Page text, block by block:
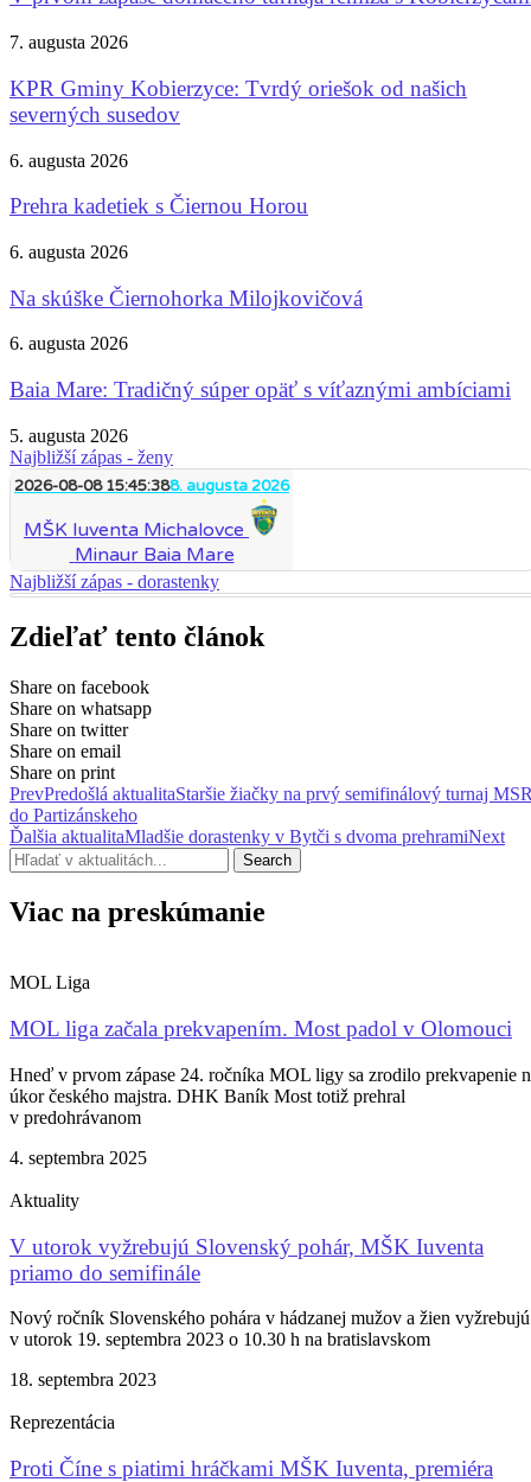
7. augusta 2026
KPR Gminy Kobierzyce: Tvrdý oriešok od našich
severných susedov
6. augusta 2026
Prehra kadetiek s Čiernou Horou
6. augusta 2026
Na skúške Čiernohorka Milojkovičová
6. augusta 2026
Baia Mare: Tradičný súper opäť s víťaznými ambíciami
5. augusta 2026
Najbližší zápas - ženy
2026-08-08 15:45:388. augusta 2026
MŠK Iuventa Michalovce
Minaur Baia Mare
Najbližší zápas - dorastenky
Zdieľať tento článok
Share on facebook
Share on whatsapp
Share on twitter
Share on email
Share on print
PrevPredošlá aktualitaStaršie žiačky na prvý semifinálový turnaj
do Partizánskeho
Ďalšia aktualitaMladšie dorastenky v Bytči s dvoma prehramiNext
Search
Viac na preskúmanie
MOL Liga
MOL liga začala prekvapením. Most padol v Olomouci
Hneď v prvom zápase 24. ročníka MOL ligy sa zrodilo prekvapenie
úkor českého majstra. DHK Baník Most totiž prehral
v predohrávanom
4. septembra 2025
Aktuality
V utorok vyžrebujú Slovenský pohár, MŠK Iuventa
priamo do semifinále
Nový ročník Slovenského pohára v hádzanej mužov a žien vyžrebujú
v utorok 19. septembra 2023 o 10.30 h na bratislavskom
18. septembra 2023
Reprezentácia
Proti Číne s piatimi hráčkami MŠK Iuventa, premiéra